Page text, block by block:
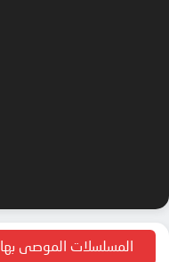
المسلسلات الموصى بها